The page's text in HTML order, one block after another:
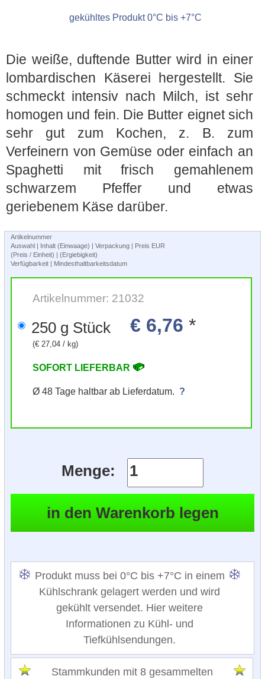
gekühltes Produkt 0°C bis +7°C
Die weiße, duftende Butter wird in einer
lombardischen Käserei hergestellt. Sie
schmeckt intensiv nach Milch, ist sehr
homogen und fein. Die Butter eignet sich
sehr gut zum Kochen, z. B. zum
Verfeinern von Gemüse oder einfach an
Spaghetti mit frisch gemahlenem
schwarzem Pfeffer und etwas
geriebenem Käse darüber.
Artikelnummer
Auswahl | Inhalt (Einwaage) | Verpackung | Preis EUR
(Preis / Einheit) | (Ergiebigkeit)
Verfügbarkeit | Mindesthaltbarkeitsdatum
Artikelnummer: 21032
250 g Stück € 6,76 *
(€ 27,04 / kg)
SOFORT LIEFERBAR
Ø 48 Tage haltbar ab Lieferdatum. ?
Menge:
Produkt muss bei 0°C bis +7°C in einem
Kühlschrank gelagert werden und wird
gekühlt versendet. Hier weitere
Informationen zu Kühl- und
Tiefkühlsendungen.
Stammkunden mit 8 gesammelten